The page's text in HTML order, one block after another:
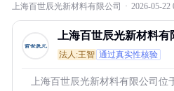
上海百世辰光新材料有限公司 · 2026-05-22
上海百世辰光新材料有
法人:王智 通过真实性核验
上海百世辰光新材料有限公司位